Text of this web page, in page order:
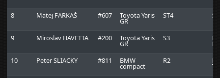
8 Matej FARKAŠ #607 Toyota Yaris
GR
ST4
9 Miroslav HAVETTA #200 Toyota Yaris
GR
S3
10
Peter SLIACKY #811 BMW
compact
R2